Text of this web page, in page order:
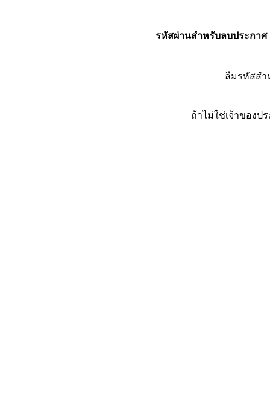
รหัสผ่านสำหรับลบประกาศ
ลืมรหัสส
ถ้าไม่ใช่เจ้าของป